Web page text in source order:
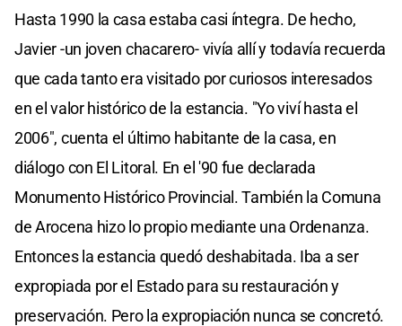
Hasta 1990 la casa estaba casi íntegra. De hecho,
Javier -un joven chacarero- vivía allí y todavía recuerda
que cada tanto era visitado por curiosos interesados
en el valor histórico de la estancia. "Yo viví hasta el
2006", cuenta el último habitante de la casa, en
diálogo con El Litoral. En el '90 fue declarada
Monumento Histórico Provincial. También la Comuna
de Arocena hizo lo propio mediante una Ordenanza.
Entonces la estancia quedó deshabitada. Iba a ser
expropiada por el Estado para su restauración y
preservación. Pero la expropiación nunca se concretó.